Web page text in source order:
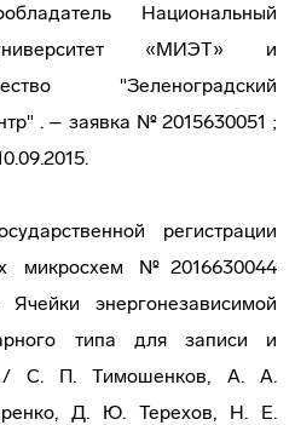
Национальный
университет «МИЭТ» и
"Зеленоградский
. – заявка № 2015630051 ;
регистрации
микросхем №2016630044
энергонезависимой
типа для записи и
/ С. П. Тимошенков, А. А.
Д. Ю. Терехов, Н. Е.